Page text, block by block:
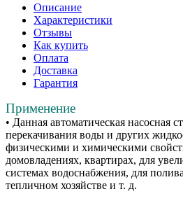
Описание
Характеристики
Отзывы
Как купить
Оплата
Доставка
Гарантия
Применение
• Данная автоматическая насосная
перекачивания воды и других
физическими и химическими
домовладениях, квартирах, для
системах водоснабжения, для
тепличном хозяйстве и т. д.